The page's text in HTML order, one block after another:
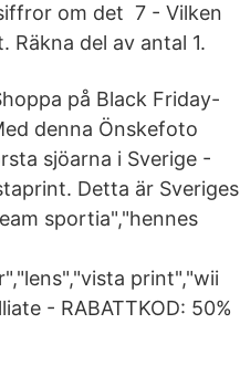
om det 7 - Vilken
Räkna del av antal 1.
på Black Friday-
denna Önskefoto
sjöarna i Sverige -
Detta är Sveriges
sportia","hennes
print","wii
- RABATTKOD: 50%